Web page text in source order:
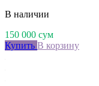
В наличии
150 000 сум
Купить В корзину